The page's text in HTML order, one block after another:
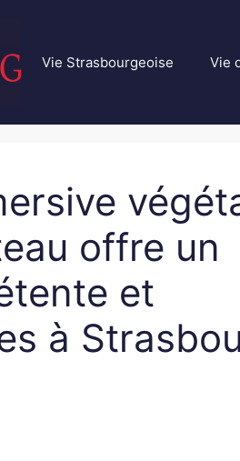
Vie Strasbourgeoise Vie
offre un
et
à